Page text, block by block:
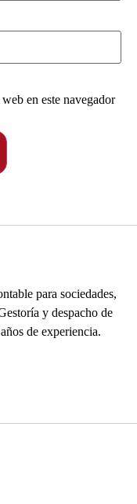
en este navegador
para sociedades,
y despacho de
de experiencia.